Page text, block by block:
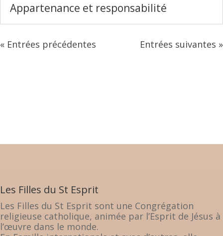
Appartenance et responsabilité
« Entrées précédentes Entrées suivantes »
Les Filles du St Esprit
Les Filles du St Esprit sont une Congrégation
religieuse catholique, animée par l’Esprit de Jésus à
l’œuvre dans le monde.